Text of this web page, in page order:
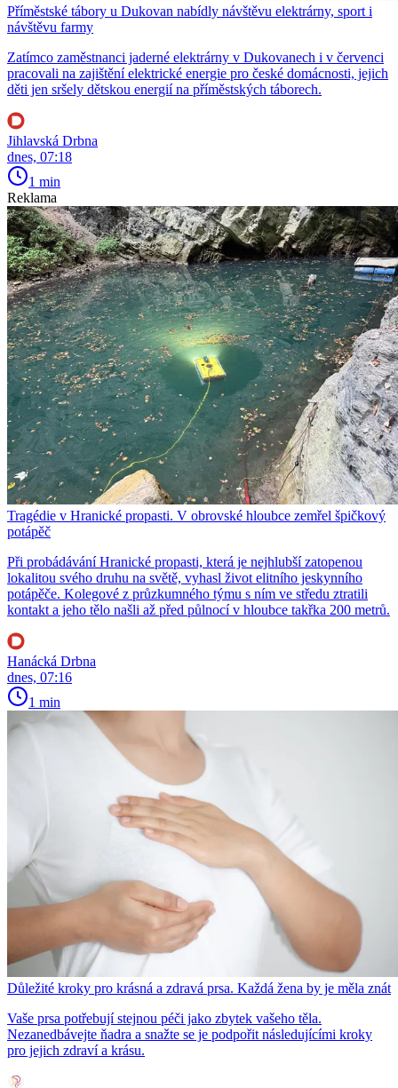
Příměstské tábory u Dukovan nabídly návštěvu elektrárny, sport i
návštěvu farmy
Zatímco zaměstnanci jaderné elektrárny v Dukovanech i v červenci
pracovali na zajištění elektrické energie pro české domácnosti, jejich
děti jen sršely dětskou energií na příměstských táborech.
Jihlavská Drbna
dnes, 07:18
1 min
Reklama
Tragédie v Hranické propasti. V obrovské hloubce zemřel špičkový
potápěč
Při probádávání Hranické propasti, která je nejhlubší zatopenou
lokalitou svého druhu na světě, vyhasl život elitního jeskynního
potápěče. Kolegové z průzkumného týmu s ním ve středu ztratili
kontakt a jeho tělo našli až před půlnocí v hloubce takřka 200 metrů.
Hanácká Drbna
dnes, 07:16
1 min
Důležité kroky pro krásná a zdravá prsa. Každá žena by je měla znát
Vaše prsa potřebují stejnou péči jako zbytek vašeho těla.
Nezanedbávejte ňadra a snažte se je podpořit následujícími kroky
pro jejich zdraví a krásu.